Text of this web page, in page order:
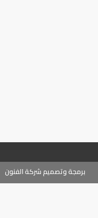
برمجة وتصميم شركة الفنون